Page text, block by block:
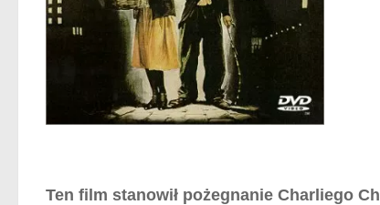
Ten film stanowił pożegnanie Charliego